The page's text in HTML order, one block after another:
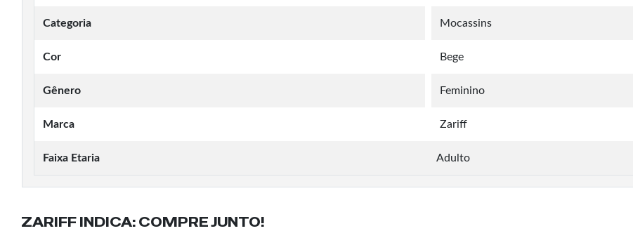
Categoria Mocassins
Cor Bege
Gênero Feminino
Marca Zariff
Faixa Etaria Adulto
ZARIFF INDICA: COMPRE JUNTO!